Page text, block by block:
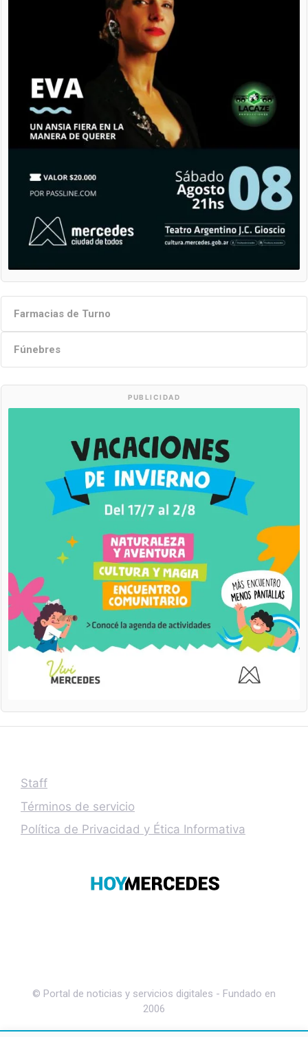
Farmacias de Turno
Fúnebres
PUBLICIDAD
Staff
Términos de servicio
Política de Privacidad y Ética Informativa
© Portal de noticias y servicios digitales - Fundado en
2006